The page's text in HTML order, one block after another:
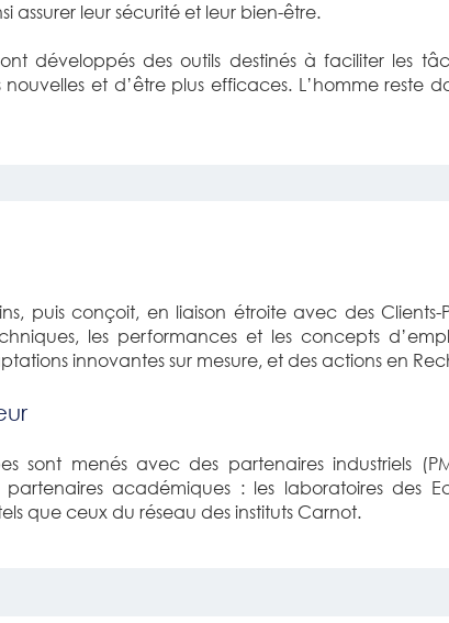
assurer leur sécurité et leur bien-être.
développés des outils destinés à faciliter les
et d’être plus efficaces. L’homme reste
puis conçoit, en liaison étroite avec des
les performances et les concepts
innovantes sur mesure, et des actions en
sont menés avec des partenaires industriels
académiques : les laboratoires des
que ceux du réseau des instituts Carnot.